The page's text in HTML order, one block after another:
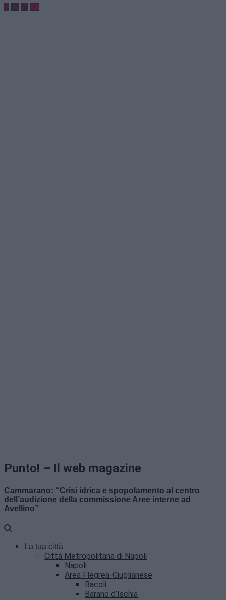
Punto! – Il web magazine
Cammarano: “Crisi idrica e spopolamento al centro
dell’audizione della commissione Aree interne ad
Avellino”
La tua città
Città Metropolitana di Napoli
Napoli
Area Flegrea-Giuglianese
Bacoli
Barano d’Ischia